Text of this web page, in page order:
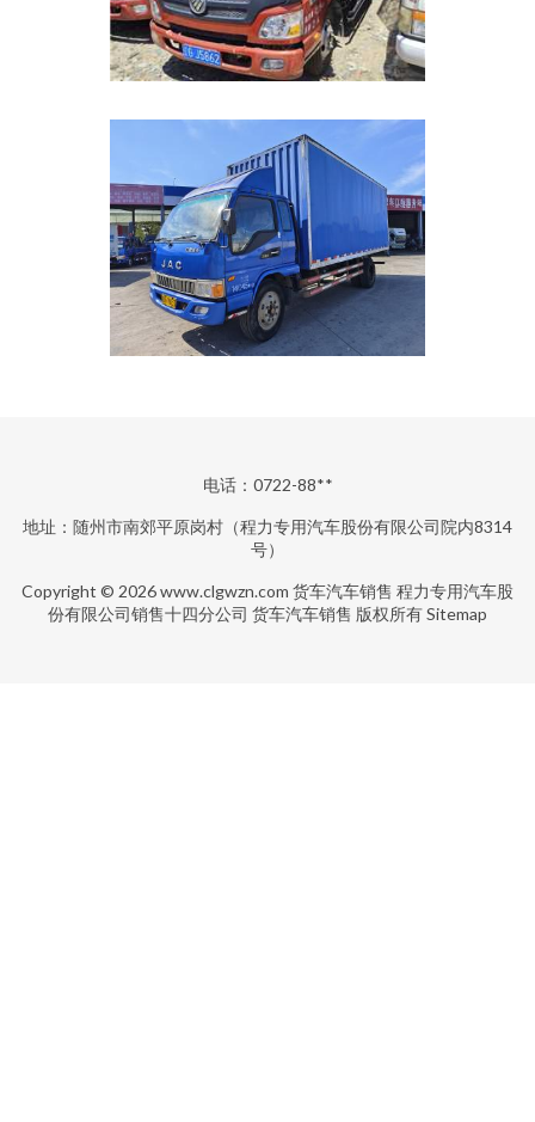
电话：0722-88**
地址：随州市南郊平原岗村（程力专用汽车股份有限公司院内8314
号）
Copyright © 2026www.clgwzn.com 货车汽车销售 程力专用汽车股
份有限公司销售十四分公司 货车汽车销售 版权所有Sitemap